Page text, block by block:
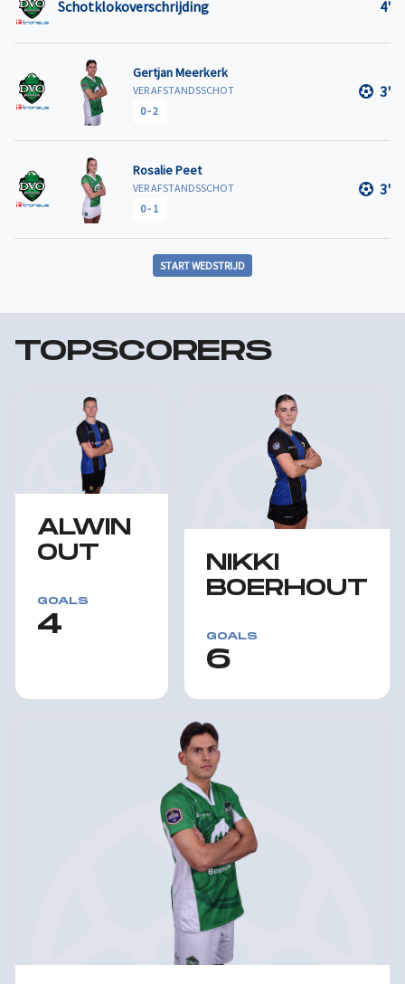
Schotklokoverschrijding 4'
Gertjan Meerkerk
VER AFSTANDSSCHOT
0-2
3'
Rosalie Peet
VER AFSTANDSSCHOT
0- 1
3'
START WEDSTRIJD
TOPSCORERS
ALWIN
OUT
GOALS
4
NIKKI
BOERHOUT
GOALS
6